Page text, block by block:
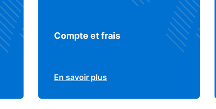
Compte et frais
En savoir plus